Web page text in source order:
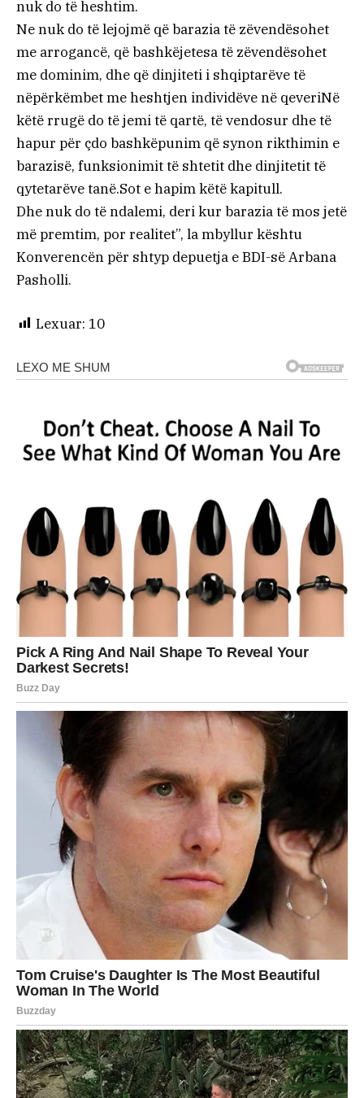
nuk do të heshtim.
Ne nuk do të lejojmë që barazia të zëvendësohet
me arrogancë, që bashkëjetesa të zëvendësohet
me dominim, dhe që dinjiteti i shqiptarëve të
nëpërkëmbet me heshtjen individëve në qeveriNë
këtë rrugë do të jemi të qartë, të vendosur dhe të
hapur për çdo bashkëpunim që synon rikthimin e
barazisë, funksionimit të shtetit dhe dinjitetit të
qytetarëve tanë.Sot e hapim këtë kapitull.
Dhe nuk do të ndalemi, deri kur barazia të mos jetë
më premtim, por realitet”, la mbyllur kështu
Konverencën për shtyp depuetja e BDI-së Arbana
Pasholli.
Lexuar: 10